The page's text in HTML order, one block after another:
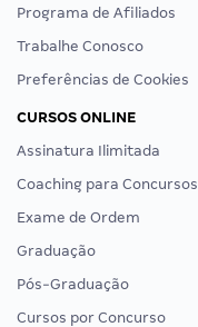
Programa de Afiliados
Trabalhe Conosco
Preferências de Cookies
CURSOS ONLINE
Assinatura Ilimitada
Coaching para Concursos
Exame de Ordem
Graduação
Pós-Graduação
Cursos por Concurso